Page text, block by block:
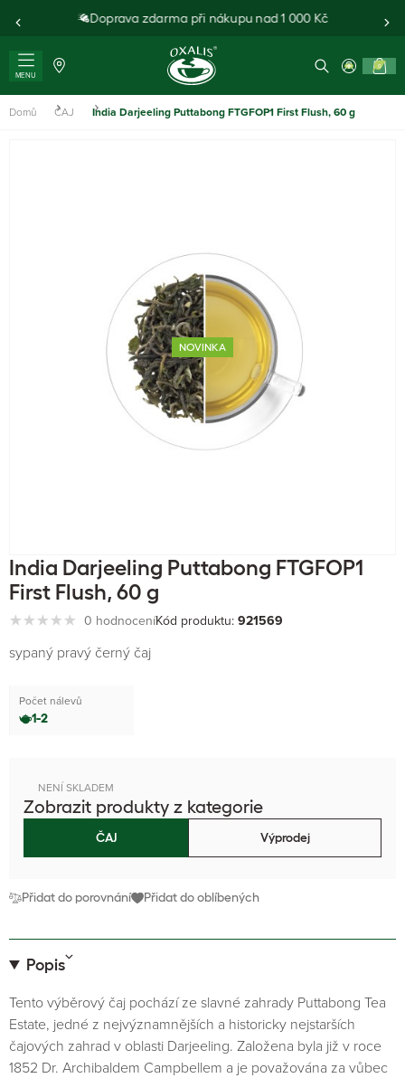
Doprava zdarma při nákupu nad 1 000 Kč
MENU
0
Domů ČAJ India Darjeeling Puttabong FTGFOP1 First Flush, 60 g
NOVINKA
India Darjeeling Puttabong FTGFOP1
First Flush, 60 g
0 hodnoceníKód produktu: 921569
sypaný pravý černý čaj
Počet nálevů
1-2
NENÍ SKLADEM
Zobrazit produkty z kategorie
ČAJ Výprodej
Přidat do porovnání Přidat do oblíbených
Popis
Tento výběrový čaj pochází ze slavné zahrady Puttabong Tea
Estate, jedné z nejvýznamnějších a historicky nejstarších
čajových zahrad v oblasti Darjeeling. Založena byla již v roce
1852 Dr. Archibaldem Campbellem a je považována za vůbec